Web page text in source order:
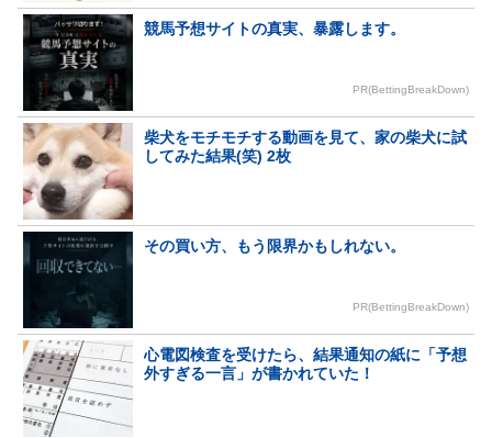
競馬予想サイトの真実、暴露します。
PR(BettingBreakDown)
柴犬をモチモチする動画を見て、家の柴犬に試
してみた結果(笑) 2枚
その買い方、もう限界かもしれない。
PR(BettingBreakDown)
心電図検査を受けたら、結果通知の紙に「予想
外すぎる一言」が書かれていた！